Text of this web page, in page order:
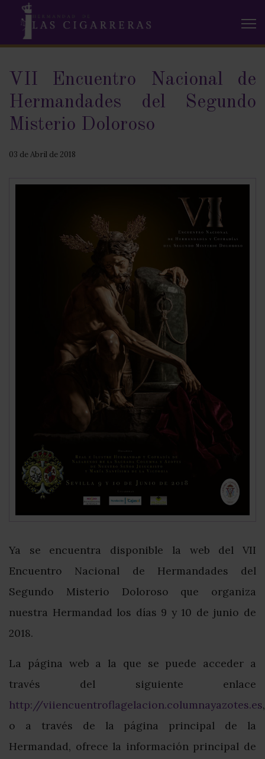
VII Encuentro Nacional de
Hermandades del Segundo
Misterio Doloroso
03 de Abril de 2018
Ya se encuentra disponible la web del VII
Encuentro Nacional de Hermandades del
Segundo Misterio Doloroso que organiza
nuestra Hermandad los días 9 y 10 de junio de
2018.
La página web a la que se puede acceder a
través del siguiente enlace
http://viiencuentroflagelacion.columnayazotes.es,
o a través de la página principal de la
Hermandad, ofrece la información principal de